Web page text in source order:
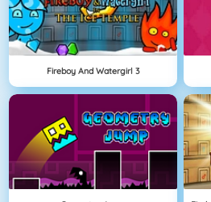
Fireboy And Watergirl 3